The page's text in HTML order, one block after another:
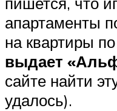
апартаменты
на квартиры
выдает
сайте найти
удалось).